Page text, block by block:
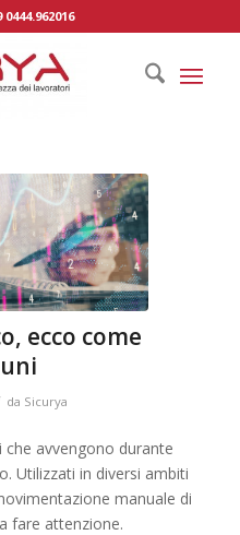
ecco come
da Sicurya
avvengono durante
Utilizzati in diversi ambiti
manuale di
fare attenzione.